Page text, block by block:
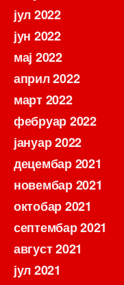
јул 2022
јун 2022
мај 2022
април 2022
март 2022
фебруар 2022
јануар 2022
децембар 2021
новембар 2021
октобар 2021
септембар 2021
август 2021
јул 2021